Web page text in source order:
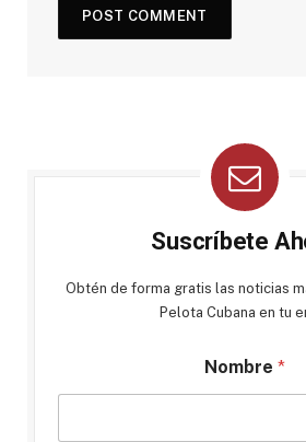
Suscríbete
Obtén de forma gratis las noticias
Pelota Cubana en tu
Nombre *